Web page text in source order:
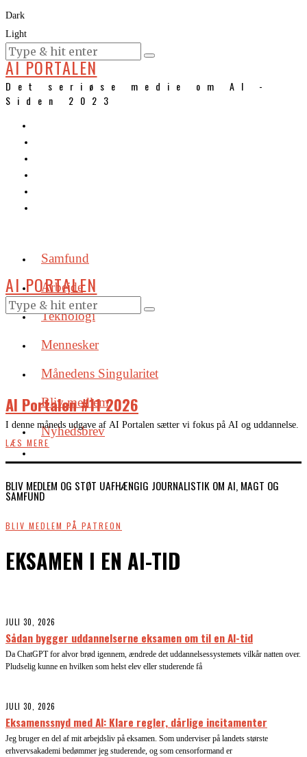
Dark
Light
KURSER
AI PORTALEN
Det seriøse medie om AI -
Siden 2023
Samfund
Arbejde
Teknologi
Mennesker
Månedens Singularitet
Bliv medlem
Nyhedsbrev
AI PORTALEN
AI Portalen #11 2026
I denne måneds udgave af AI Portalen sætter vi fokus på AI og uddannelse.
LÆS MERE
BLIV MEDLEM OG STØT UAFHÆNGIG JOURNALISTIK OM AI, MAGT OG
SAMFUND
BLIV MEDLEM PÅ PATREON
EKSAMEN I EN AI-TID
JULI 30, 2026
Sådan bygger uddannelserne eksamen om til en AI-tid
Da ChatGPT for alvor brød igennem, ændrede det uddannelsessystemets vilkår natten over.
Pludselig kunne en hvilken som helst elev eller studerende få
JULI 30, 2026
Eksamenssnyd med AI: Klare regler, dårlige incitamenter
Jeg bruger en del af mit arbejdsliv på eksamen. Som underviser på landets største
erhvervsakademi bedømmer jeg studerende, og som censorformand er